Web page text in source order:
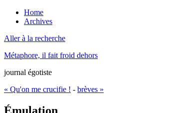
Home
Archives
Aller à la recherche
Métaphore, il fait froid dehors
journal égotiste
« Qu'on me crucifie ! - brèves »